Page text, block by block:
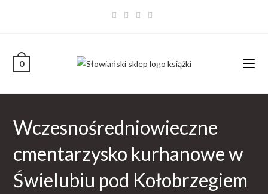
0
Wczesnośredniowieczne
cmentarzysko kurhanowe w
Świelubiu pod Kołobrzegiem